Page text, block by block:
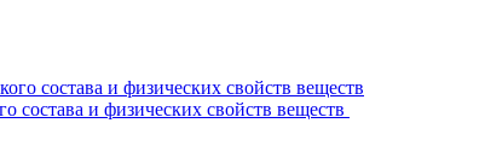
состава и физических свойств веществ